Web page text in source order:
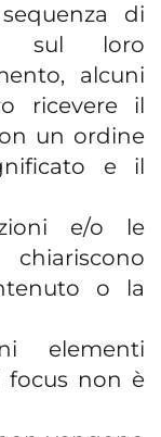
di
sul loro
alcuni
ricevere il
un ordine
e il
e/o le
o la
elementi
focus non è